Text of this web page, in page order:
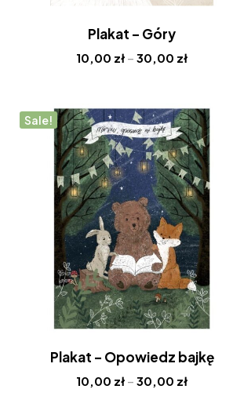
Plakat – Góry
10,00 zł – 30,00 zł
Sale!
Plakat – Opowiedz bajkę
10,00 zł – 30,00 zł